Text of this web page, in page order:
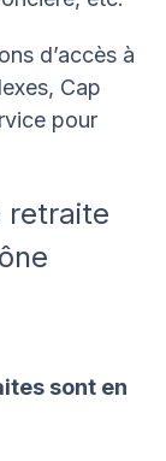
d’accès à
Cap
pour
retraite
sont en